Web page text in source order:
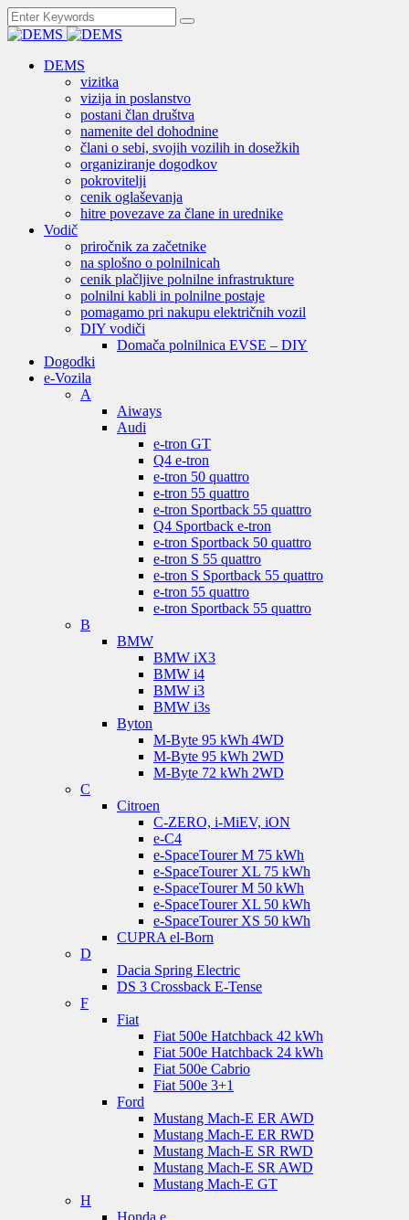
DEMS
vizitka
vizija in poslanstvo
postani član društva
namenite del dohodnine
člani o sebi, svojih vozilih in dosežkih
organiziranje dogodkov
pokrovitelji
cenik oglaševanja
hitre povezave za člane in urednike
Vodič
priročnik za začetnike
na splošno o polnilnicah
cenik plačljive polnilne infrastrukture
polnilni kabli in polnilne postaje
pomagamo pri nakupu električnih vozil
DIY vodiči
Domača polnilnica EVSE – DIY
Dogodki
e-Vozila
A
Aiways
Audi
e-tron GT
Q4 e-tron
e-tron 50 quattro
e-tron 55 quattro
e-tron Sportback 55 quattro
Q4 Sportback e-tron
e-tron Sportback 50 quattro
e-tron S 55 quattro
e-tron S Sportback 55 quattro
e-tron 55 quattro
e-tron Sportback 55 quattro
B
BMW
BMW iX3
BMW i4
BMW i3
BMW i3s
Byton
M-Byte 95 kWh 4WD
M-Byte 95 kWh 2WD
M-Byte 72 kWh 2WD
C
Citroen
C-ZERO, i-MiEV, iON
e-C4
e-SpaceTourer M 75 kWh
e-SpaceTourer XL 75 kWh
e-SpaceTourer M 50 kWh
e-SpaceTourer XL 50 kWh
e-SpaceTourer XS 50 kWh
CUPRA el-Born
D
Dacia Spring Electric
DS 3 Crossback E-Tense
F
Fiat
Fiat 500e Hatchback 42 kWh
Fiat 500e Hatchback 24 kWh
Fiat 500e Cabrio
Fiat 500e 3+1
Ford
Mustang Mach-E ER AWD
Mustang Mach-E ER RWD
Mustang Mach-E SR RWD
Mustang Mach-E SR AWD
Mustang Mach-E GT
H
Honda e